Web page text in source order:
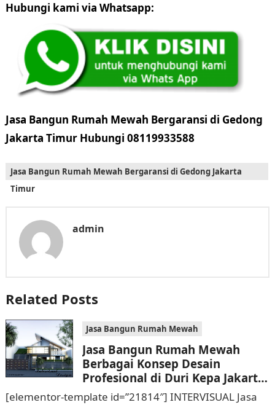
Hubungi kami via Whatsapp:
Jasa Bangun Rumah Mewah Bergaransi di Gedong
Jakarta Timur Hubungi 08119933588
Jasa Bangun Rumah Mewah Bergaransi di Gedong Jakarta
Timur
admin
Related Posts
Jasa Bangun Rumah Mewah
Jasa Bangun Rumah Mewah
Berbagai Konsep Desain
Profesional di Duri Kepa Jakarta
Barat Hubungi 0811 9933 588
[elementor-template id=”21814″] INTERVISUAL Jasa